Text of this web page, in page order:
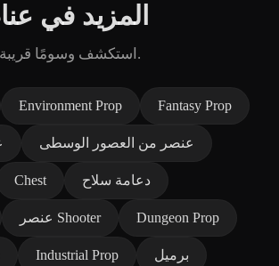
المزيد في
استكشف وسومًا قريبة في عناصر ألعاب.
Environment Prop Fantasy Prop
عنصر من العصور الوسطى
Chest دعامة سلاح
عنصر Shooter Dungeon Prop
Industrial Prop برميل